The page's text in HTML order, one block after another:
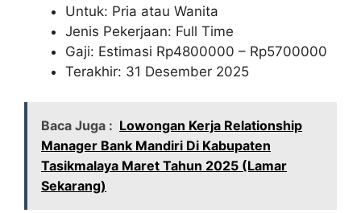
Untuk: Pria atau Wanita
Jenis Pekerjaan: Full Time
Gaji: Estimasi Rp4800000 – Rp5700000
Terakhir: 31 Desember 2025
Baca Juga : Lowongan Kerja Relationship
Manager Bank Mandiri Di Kabupaten
Tasikmalaya Maret Tahun 2025 (Lamar
Sekarang)